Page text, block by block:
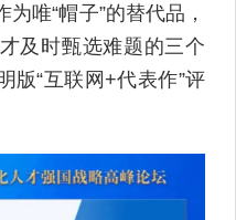
唯“帽子”的替代品，
及时甄选难题的三个
版“互联网+代表作”评